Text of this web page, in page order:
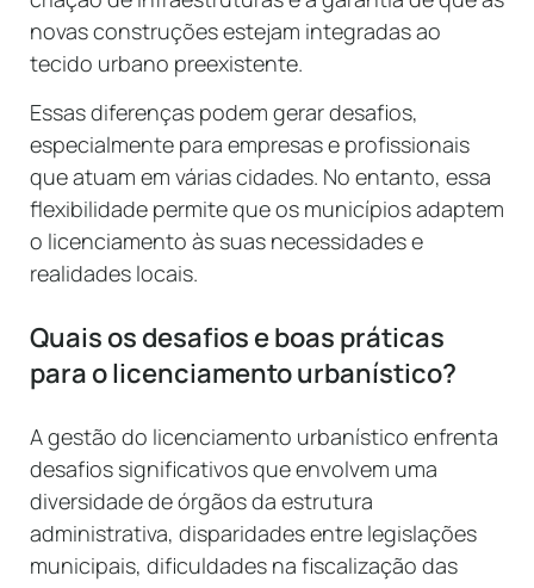
novas construções estejam integradas ao
tecido urbano preexistente.
Essas diferenças podem gerar desafios,
especialmente para empresas e profissionais
que atuam em várias cidades. No entanto, essa
flexibilidade permite que os municípios adaptem
o licenciamento às suas necessidades e
realidades locais.
Quais os desafios e boas práticas
para o licenciamento urbanístico?
A gestão do licenciamento urbanístico enfrenta
desafios significativos que envolvem uma
diversidade de órgãos da estrutura
administrativa, disparidades entre legislações
municipais, dificuldades na fiscalização das